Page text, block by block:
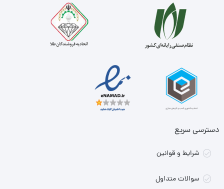
دسترسی سریع
شرایط و قوانین
سوالات متداول